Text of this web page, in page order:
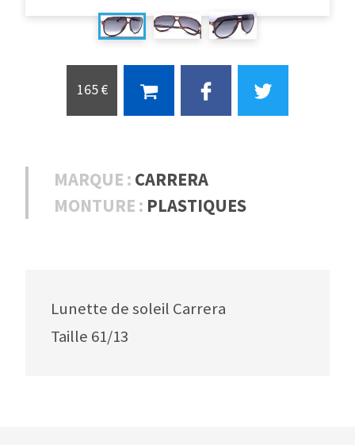
165 €
MARQUE : CARRERA
MONTURE : PLASTIQUES
Lunette de soleil Carrera
Taille 61/13